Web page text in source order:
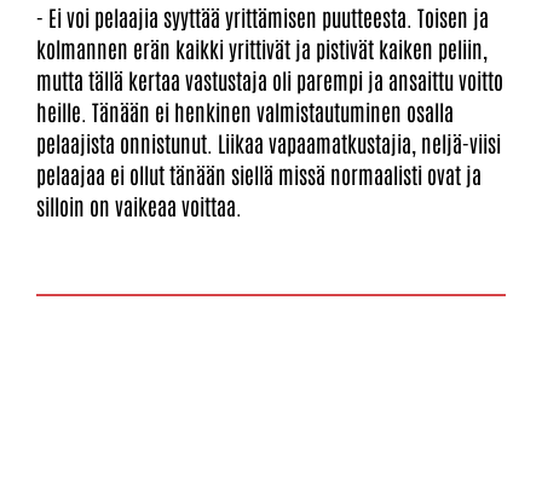
- Ei voi pelaajia syyttää yrittämisen puutteesta. Toisen ja
kolmannen erän kaikki yrittivät ja pistivät kaiken peliin,
mutta tällä kertaa vastustaja oli parempi ja ansaittu voitto
heille. Tänään ei henkinen valmistautuminen osalla
pelaajista onnistunut. Liikaa vapaamatkustajia, neljä-viisi
pelaajaa ei ollut tänään siellä missä normaalisti ovat ja
silloin on vaikeaa voittaa.